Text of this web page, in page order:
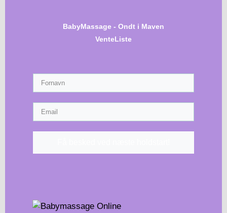
BabyMassage - Ondt i Maven
VenteListe